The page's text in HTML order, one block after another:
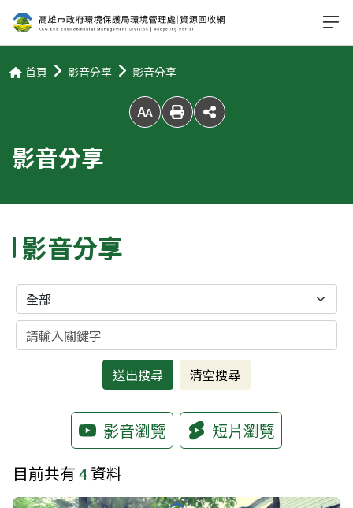
首頁 影音分享 影音分享
放大字級
影音分享
影音分享
分類
關鍵字
影音瀏覽
短片瀏覽
目前共有4資料